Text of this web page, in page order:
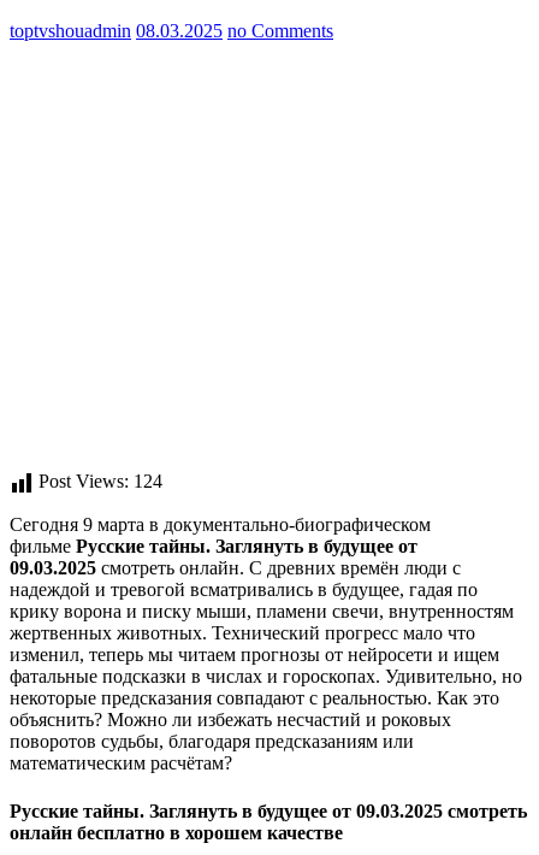
toptvshouadmin 08.03.2025 no Comments
Post Views: 124
Сегодня 9 марта в документально-биографическом
фильме Русские тайны. Заглянуть в будущее от
09.03.2025 смотреть онлайн. С древних времён люди с
надеждой и тревогой всматривались в будущее, гадая по
крику ворона и писку мыши, пламени свечи, внутренностям
жертвенных животных. Технический прогресс мало что
изменил, теперь мы читаем прогнозы от нейросети и ищем
фатальные подсказки в числах и гороскопах. Удивительно, но
некоторые предсказания совпадают с реальностью. Как это
объяснить? Можно ли избежать несчастий и роковых
поворотов судьбы, благодаря предсказаниям или
математическим расчётам?
Русские тайны. Заглянуть в будущее от 09.03.2025 смотреть
онлайн бесплатно в хорошем качестве